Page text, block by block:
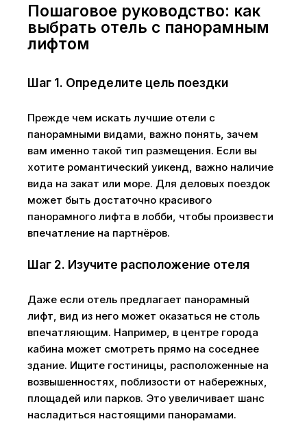
Пошаговое руководство: как
выбрать отель с панорамным
лифтом
Шаг 1. Определите цель поездки
Прежде чем искать лучшие отели с
панорамными видами, важно понять, зачем
вам именно такой тип размещения. Если вы
хотите романтический уикенд, важно наличие
вида на закат или море. Для деловых поездок
может быть достаточно красивого
панорамного лифта в лобби, чтобы произвести
впечатление на партнёров.
Шаг 2. Изучите расположение отеля
Даже если отель предлагает панорамный
лифт, вид из него может оказаться не столь
впечатляющим. Например, в центре города
кабина может смотреть прямо на соседнее
здание. Ищите гостиницы, расположенные на
возвышенностях, поблизости от набережных,
площадей или парков. Это увеличивает шанс
насладиться настоящими панорамами.